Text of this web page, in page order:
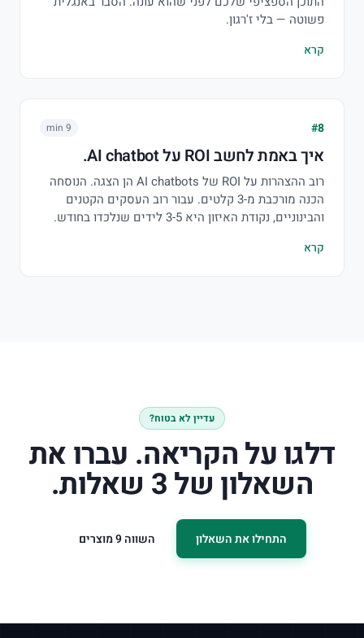
פשוטה — בלי ז'רגון.
קרא
#8
9 min
איך באמת לחשב ROI על AI chatbot.
רוב ההצהרות על ROI של AI chatbots הן הצגה. הנוסחה
הכנה מורכבת מ-3 קלטים. עבור רוב העסקים הקטנים
והבינוניים, נקודת האיזון היא 3-5 לידים שנלכדו בחודש.
קרא
עדיין לא בטוח?
דלגו על הקריאה. עברו את
השאלון של 3 שאלות.
התחילו את השאלון השווה 9 מוצרים